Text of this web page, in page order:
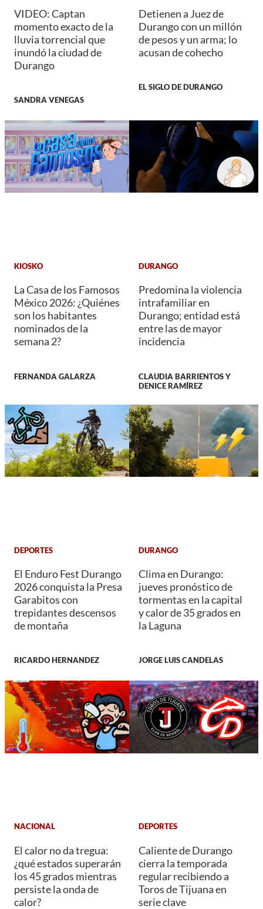
VIDEO: Captan
momento exacto de la
lluvia torrencial que
inundó la ciudad de
Durango
SANDRA VENEGAS
Detienen a Juez de
Durango con un millón
de pesos y un arma; lo
acusan de cohecho
EL SIGLO DE DURANGO
KIOSKO
La Casa de los Famosos
México 2026: ¿Quiénes
son los habitantes
nominados de la
semana 2?
FERNANDA GALARZA
DURANGO
Predomina la violencia
intrafamiliar en
Durango; entidad está
entre las de mayor
incidencia
CLAUDIA BARRIENTOS Y
DENICE RAMÍREZ
DEPORTES
El Enduro Fest Durango
2026 conquista la Presa
Garabitos con
trepidantes descensos
de montaña
RICARDO HERNANDEZ
DURANGO
Clima en Durango:
jueves pronóstico de
tormentas en la capital
y calor de 35 grados en
la Laguna
JORGE LUIS CANDELAS
NACIONAL
El calor no da tregua:
¿qué estados superarán
los 45 grados mientras
persiste la onda de
calor?
DEPORTES
Caliente de Durango
cierra la temporada
regular recibiendo a
Toros de Tijuana en
serie clave